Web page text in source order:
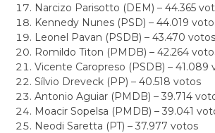
Narcizo Parisotto (DEM) – 44.365
Kennedy Nunes (PSD) – 44.019
Leonel Pavan (PSDB) – 43.470 votos
Romildo Titon (PMDB) – 42.264
Vicente Caropreso (PSDB) – 41.089
Sílvio Dreveck (PP) – 40.518 votos
Antonio Aguiar (PMDB) – 39.714
Moacir Sopelsa (PMDB) – 39.041
Neodi Saretta (PT) – 37.977 votos